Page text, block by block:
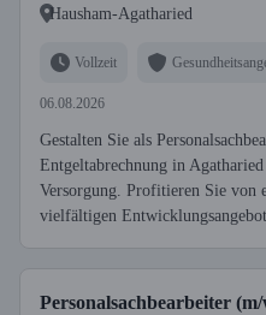
Hausham-Agatharied
Vollzeit
06.08.2026
Gestalten Sie als
Entgeltabrechnung in
Versorgung. Profitieren Sie von
vielfältigen
Personalsachbearbeiter